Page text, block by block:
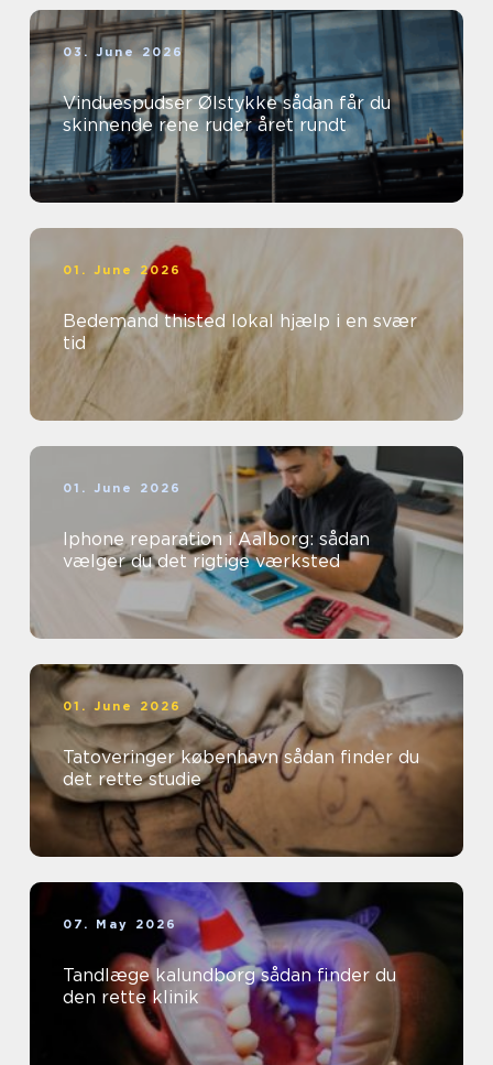
03. June 2026
Vinduespudser Ølstykke sådan får du
skinnende rene ruder året rundt
01. June 2026
Bedemand thisted lokal hjælp i en svær
tid
01. June 2026
Iphone reparation i Aalborg: sådan
vælger du det rigtige værksted
01. June 2026
Tatoveringer københavn sådan finder du
det rette studie
07. May 2026
Tandlæge kalundborg sådan finder du
den rette klinik